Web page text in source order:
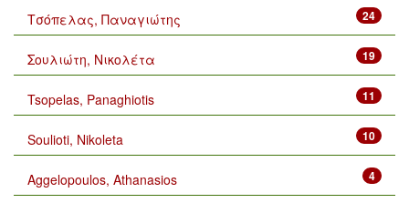
24
Τσόπελας, Παναγιώτης
19
Σουλιώτη, Νικολέτα
11
Tsopelas, Panaghiotis
10
Soulioti, Nikoleta
4
Aggelopoulos, Athanasios